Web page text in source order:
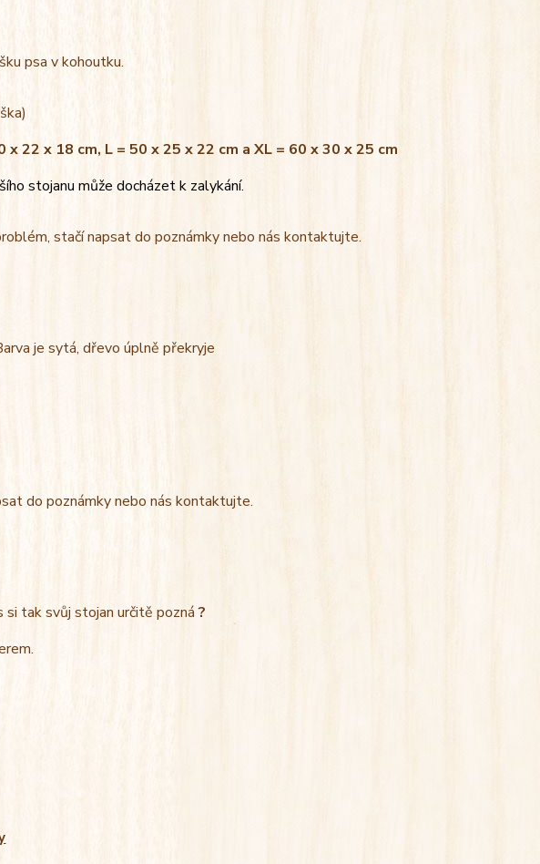
psa v kohoutku.
22 x 18 cm, L = 50 x 25 x 22 cm a XL = 60 x 30 x 25 cm
stojanu může docházet k zalykání.
stačí napsat do poznámky nebo nás kontaktujte.
je sytá, dřevo úplně překryje
do poznámky nebo nás kontaktujte.
si tak svůj stojan určitě pozná?